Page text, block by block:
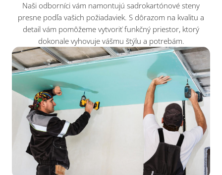
Naši odborníci vám namontujú sadrokartónové steny
presne podľa vašich požiadaviek. S dôrazom na kvalitu a
detail vám pomôžeme vytvoriť funkčný priestor, ktorý
dokonale vyhovuje vášmu štýlu a potrebám.